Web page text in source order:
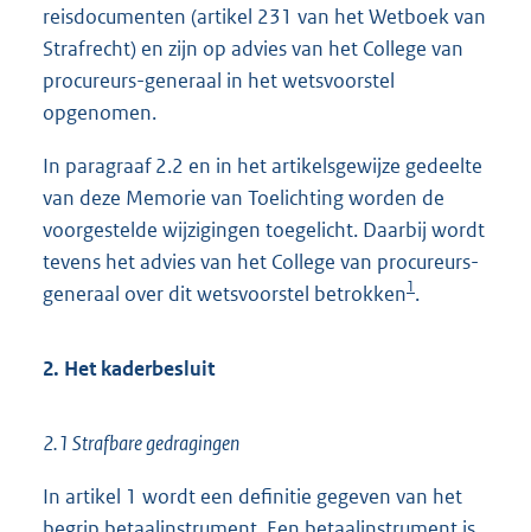
reisdocumenten (artikel 231 van het Wetboek van
Strafrecht) en zijn op advies van het College van
procureurs-generaal in het wetsvoorstel
opgenomen.
In paragraaf 2.2 en in het artikelsgewijze gedeelte
van deze Memorie van Toelichting worden de
voorgestelde wijzigingen toegelicht. Daarbij wordt
tevens het advies van het College van procureurs-
generaal over dit wetsvoorstel betrokken1.
2. Het kaderbesluit
2.1 Strafbare gedragingen
In artikel 1 wordt een definitie gegeven van het